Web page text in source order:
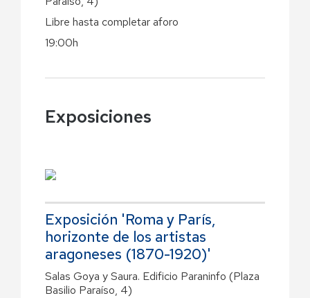
Libre hasta completar aforo
19:00h
Exposiciones
Exposición 'Roma y París,
horizonte de los artistas
aragoneses (1870-1920)'
Salas Goya y Saura. Edificio Paraninfo (Plaza
Basilio Paraíso, 4)